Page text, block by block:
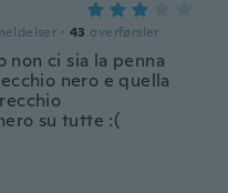
· 43 overførsler
non ci sia la penna
nero e quella
su tutte :(